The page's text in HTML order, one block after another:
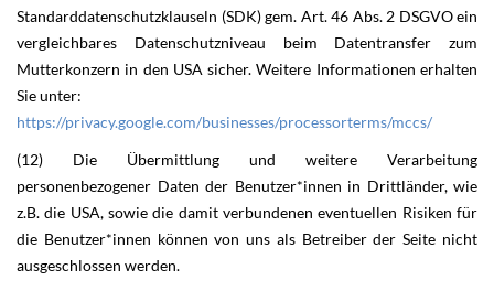
Standarddatenschutzklauseln (SDK) gem. Art. 46 Abs. 2 DSGVO ein
vergleichbares Datenschutzniveau beim Datentransfer zum
Mutterkonzern in den USA sicher. Weitere Informationen erhalten
Sie unter:
https://privacy.google.com/businesses/processorterms/mccs/
(12) Die Übermittlung und weitere Verarbeitung
personenbezogener Daten der Benutzer*innen in Drittländer, wie
z.B. die USA, sowie die damit verbundenen eventuellen Risiken für
die Benutzer*innen können von uns als Betreiber der Seite nicht
ausgeschlossen werden.